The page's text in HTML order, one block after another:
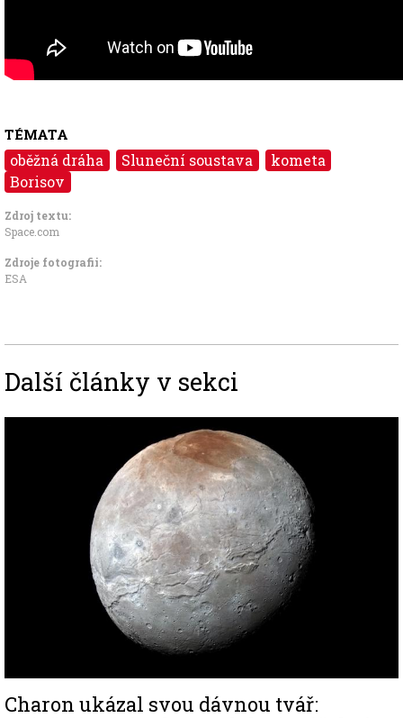
TÉMATA
oběžná dráha Sluneční soustava
kometa
Borisov
Zdroj textu:
Space.com
Zdroje fotografii:
ESA
Další články v sekci
Charon ukázal svou dávnou tvář: